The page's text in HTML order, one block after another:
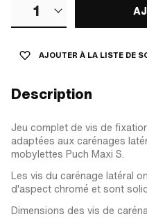
1
AJOUTER À LA LISTE DE
Description
Jeu complet de vis de
adaptées aux carénages
mobylettes Puch Maxi S.
Les vis du carénage latéral
d'aspect chromé et sont
Dimensions des vis de